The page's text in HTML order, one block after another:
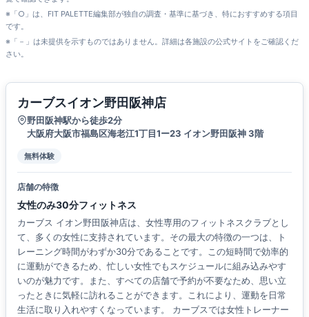
※「○」は、FIT PALETTE編集部が独自の調査・基準に基づき、特におすすめする項目
です。
※「－」は未提供を示すものではありません。詳細は各施設の公式サイトをご確認くだ
さい。
カーブスイオン野田阪神店
野田阪神駅から徒歩2分
大阪府大阪市福島区海老江1丁目1ー23 イオン野田阪神 3階
無料体験
店舗の特徴
女性のみ30分フィットネス
カーブス イオン野田阪神店は、女性専用のフィットネスクラブとし
て、多くの女性に支持されています。その最大の特徴の一つは、ト
レーニング時間がわずか30分であることです。この短時間で効率的
に運動ができるため、忙しい女性でもスケジュールに組み込みやす
いのが魅力です。また、すべての店舗で予約が不要なため、思い立
ったときに気軽に訪れることができます。これにより、運動を日常
生活に取り入れやすくなっています。 カーブスでは女性トレーナー